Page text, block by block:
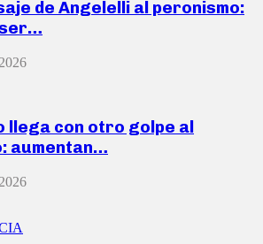
de Angelelli al peronismo:
ser…
llega con otro golpe al
aumentan…